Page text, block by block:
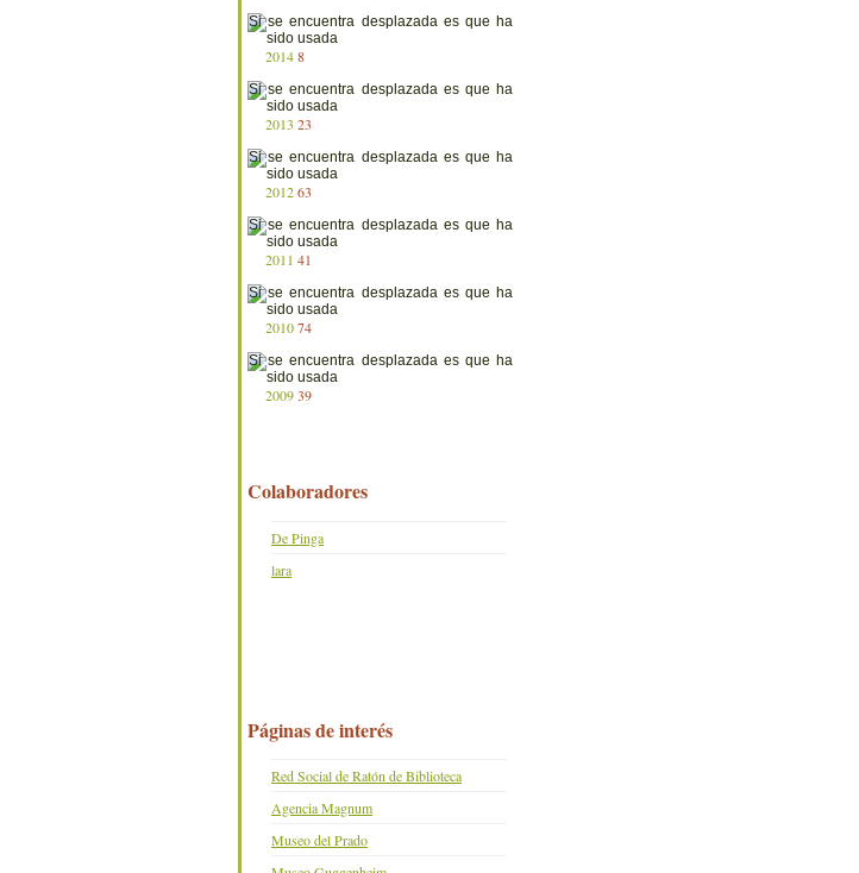
20148
2013 23
201263
2011 41
201074
200939
Colaboradores
De Pinga
lara
Páginas de interés
Red Social de Ratón de Biblioteca
Agencia Magnum
Museo del Prado